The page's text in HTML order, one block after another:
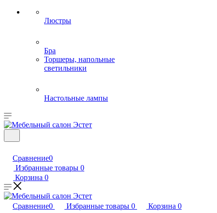
Люстры
Бра
Торшеры, напольные
светильники
Настольные лампы
Сравнение0
Избранные товары 0
Корзина 0
Сравнение0 Избранные товары 0 Корзина 0